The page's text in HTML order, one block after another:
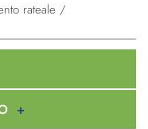
rateale /